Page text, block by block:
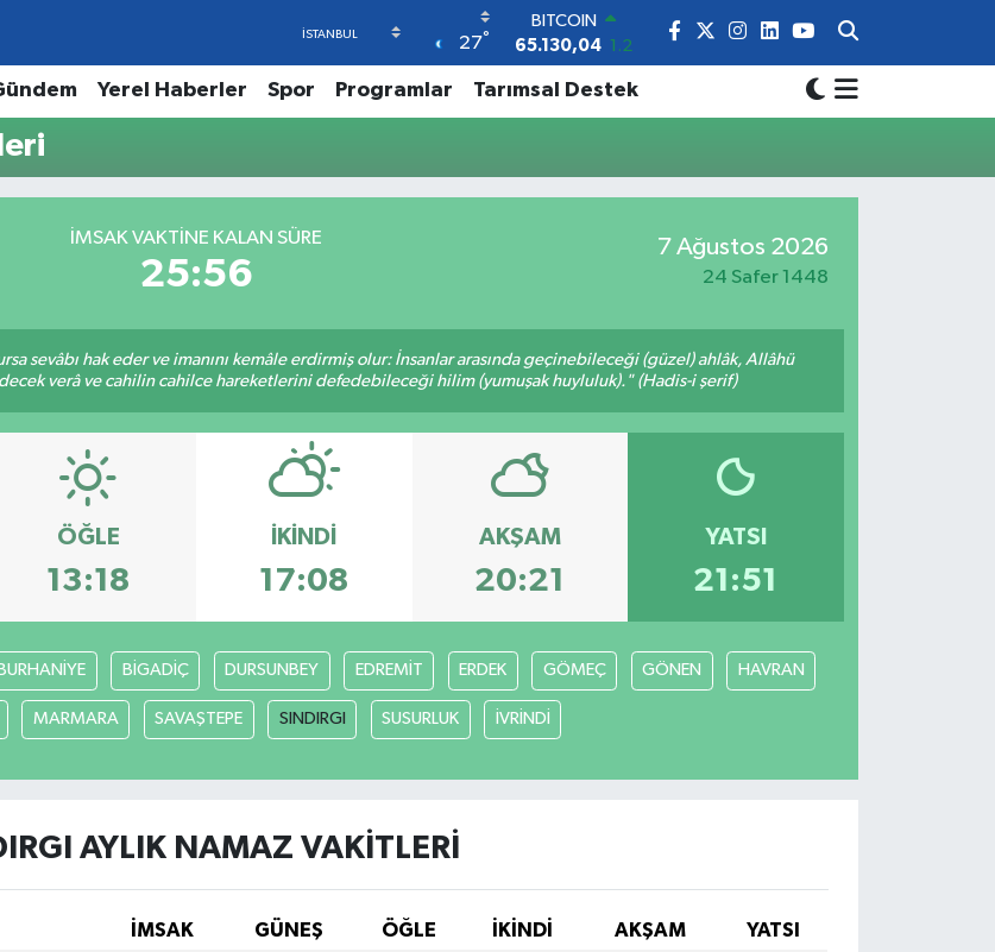
27°
BITCOIN
65.130,04 1.2
DOLAR
47,7106 0.17
EURO
64,4046 0.35
Yerel Haberler Spor Programlar Tarımsal Destek
İMSAK VAKTINE KALAN SÜRE
25:56
7 Ağustos 2026
24 Safer 1448
sevâbı hak eder ve imanını kemâle erdirmiş olur: İnsanlar arasında geçinebileceği (güzel) ahlâk, Allâhü
verâ ve cahilin cahilce hareketlerini defedebileceği hilim (yumuşak huyluluk)." (Hadis-i şerif)
ÖĞLE
13:18
İKINDI
17:08
AKŞAM
20:21
YATSI
21:51
BURHANİYE BİGADİÇ DURSUNBEY EDREMİT ERDEK GÖMEÇ GÖNEN HAVRAN
MARMARA SAVAŞTEPE SINDIRGI SUSURLUK İVRİNDİ
AYLIK NAMAZ VAKITLERI
İMSAK GÜNEŞ ÖĞLE İKINDI AKŞAM
YATSI